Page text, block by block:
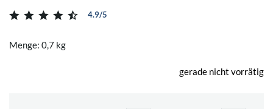
4.9/5
Menge: 0,7 kg
gerade nicht vorrätig